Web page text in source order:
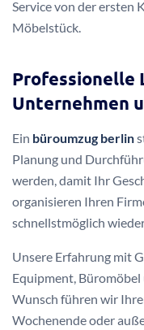
Service von der ersten
Möbelstück.
Professionelle
Unternehmen
Ein büroumzug berlin
Planung und
werden, damit Ihr
organisieren Ihren
schnellstmöglich
Unsere Erfahrung mit
Equipment,
Wunsch führen wir
Wochenende oder